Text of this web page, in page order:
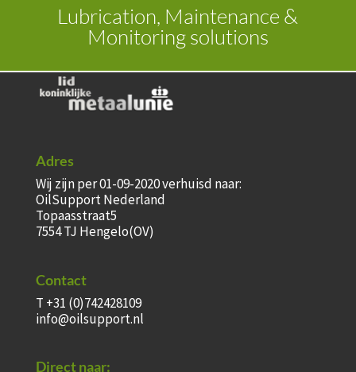
Lubrication, Maintenance &
Monitoring solutions
Adres
Wij zijn per 01-09-2020 verhuisd naar:
OilSupport Nederland
Topaasstraat5
7554 TJ Hengelo(OV)
Contact
T +31 (0)742428109
info@oilsupport.nl
Direct naar: